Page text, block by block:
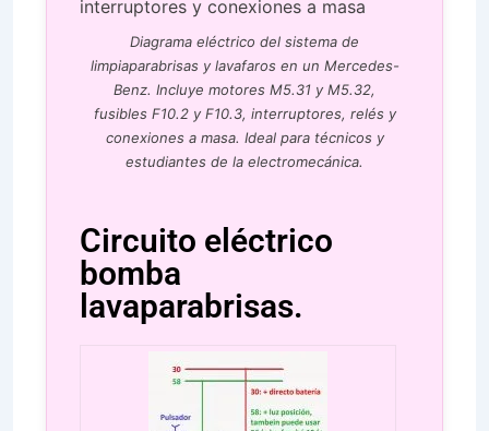
Diagrama eléctrico del sistema de
limpiaparabrisas y lavafaros en un Mercedes-
Benz. Incluye motores M5.31 y M5.32,
fusibles F10.2 y F10.3, interruptores, relés y
conexiones a masa. Ideal para técnicos y
estudiantes de la electromecánica.
Circuito eléctrico
bomba
lavaparabrisas.